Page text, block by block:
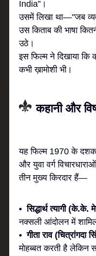
India”।
उसमें लिखा था—"जब
उस किताब की भाषा
उठे।
इस फिल्म ने दिखाया कि
कभी ख़ामोशी भी।
कहानी और
यह फिल्म 1970 के दशक
और युवा वर्ग
तीन मुख्य किरदार हैं—
• सिद्धार्थ त्यागी (के.के.
नक्सली आंदोलन में
• गीता राव (चित्रांगदा
मोहब्बत करती है लेकिन